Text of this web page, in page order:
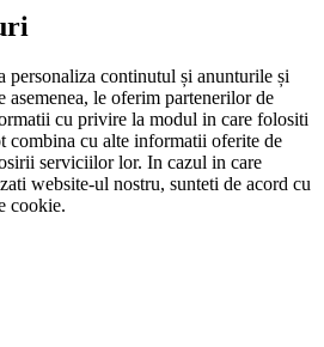
personaliza continutul și anunturile și
le oferim partenerilor de
cu privire la modul in care folositi
combina cu alte informatii oferite de
serviciilor lor. In cazul in care
website-ul nostru, sunteti de acord cu
cookie.